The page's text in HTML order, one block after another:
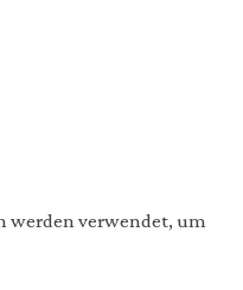
werden verwendet, um